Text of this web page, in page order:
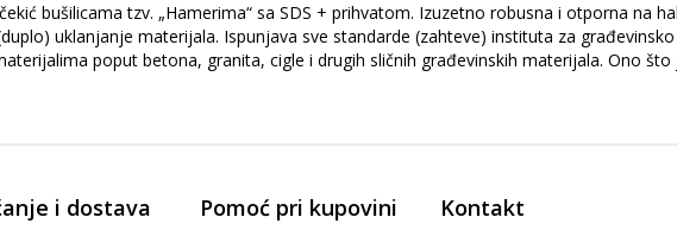
bušilicama tzv. „Hamerima“ sa SDS + prihvatom. Izuzetno robusna i otporna na
uklanjanje materijala. Ispunjava sve standarde (zahteve) instituta za
poput betona, granita, cigle i drugih sličnih građevinskih materijala. Ono
i dostava Pomoć pri kupovini Kontakt